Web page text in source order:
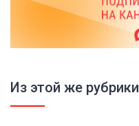
Из этой же рубрики